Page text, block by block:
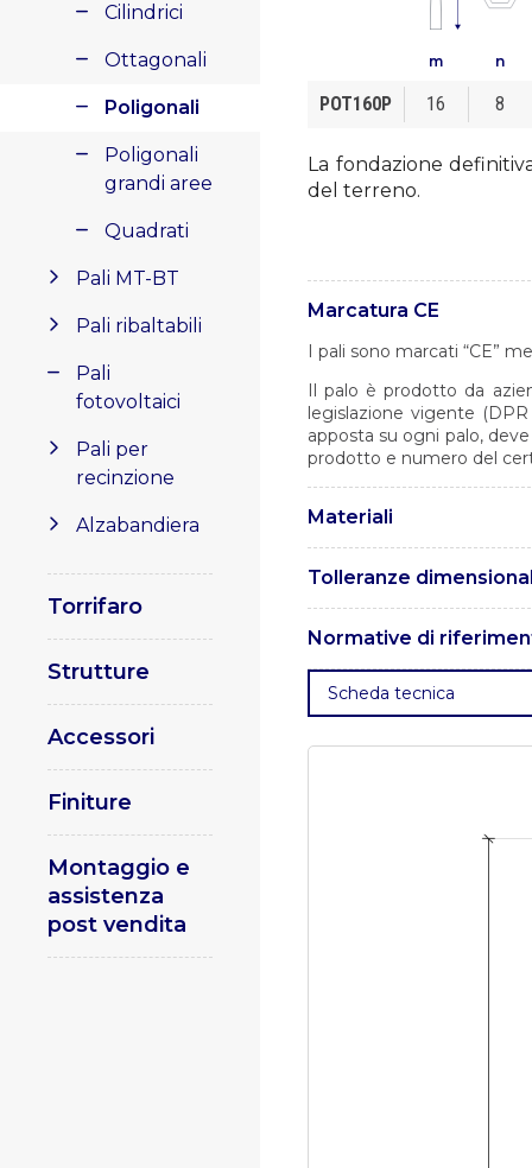
Cilindrici
Ottagonali
Poligonali
Poligonali
grandi aree
Quadrati
Pali MT-BT
Pali ribaltabili
Pali
fotovoltaici
Pali per
recinzione
Alzabandiera
Torrifaro
Strutture
Accessori
Finiture
Montaggio e
assistenza
post vendita
La fondazione
del terreno.
m n
POT160P 16 8
Marcatura CE
I pali sono marcati “CE”
Il palo è prodotto da
legislazione vigente
apposta su ogni palo,
prodotto e numero del
Materiali
Tolleranze
Normative di
. UNI EN 1461 –
10025 – Prodotti
procedure di saldatura per
e a gas degli acciai.. UNI
Scheda tecnica